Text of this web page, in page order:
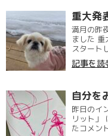
重大発
満月の昨
ました
スタート
記事を読
自分を
昨日のイ
リット」
たコメン